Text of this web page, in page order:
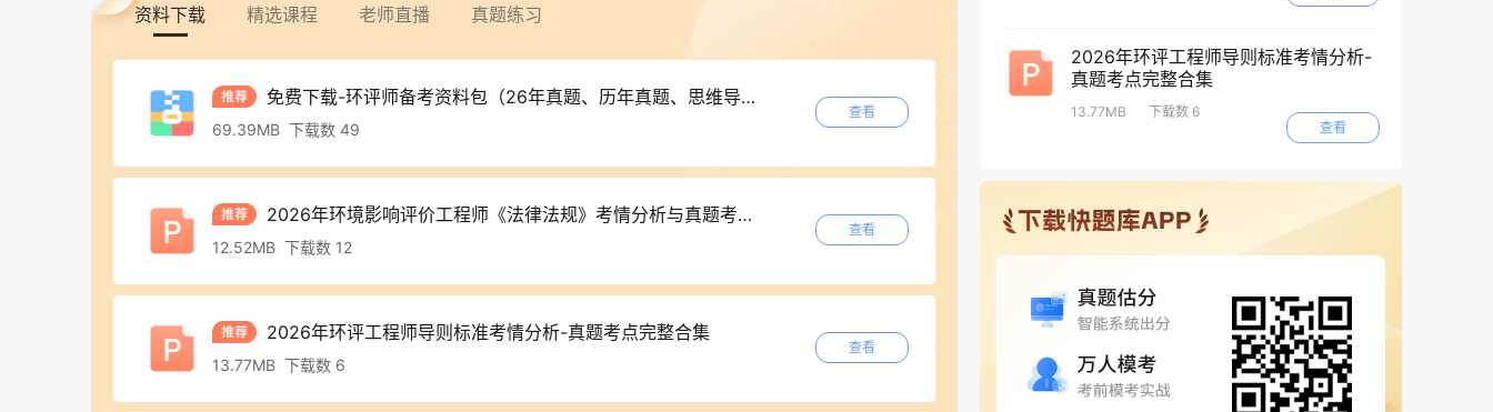
资料下载 精选课程 老师直播 真题练习
免费下载-环评师备考资料包（26年真题、历年真题、思维导图、速记口诀等）
69.39MB 下载数 49
查看
2026年环境影响评价工程师《法律法规》考情分析与真题考点汇总资料
12.52MB 下载数 12
查看
2026年环评工程师导则标准考情分析-真题考点完整合集
13.77MB 下载数 6
查看
2026年环评工程师导则标准考情分析-
真题考点完整合集
13.77MB
下载数 6
查看